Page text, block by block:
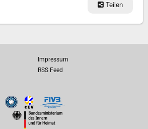
Teilen
Impressum
RSS Feed